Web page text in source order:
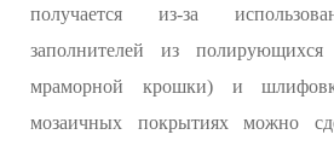
получается из-за
заполнителей из
мраморной крошки) и
мозаичных покрытиях можно